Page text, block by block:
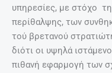
υπηρεσίες, με στόχο
περίθαλψης, των
τού βρετανού
διότι οι υψηλά
πιθανή εφαρμογή των